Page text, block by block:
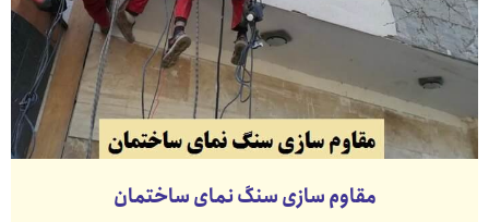
مقاوم سازی سنگ نمای ساختمان